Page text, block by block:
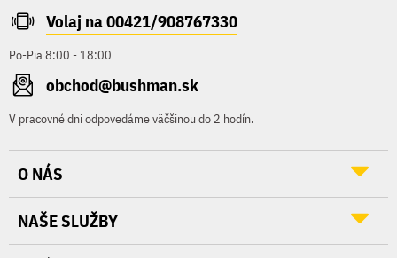
Volaj na 00421/908767330
Po-Pia 8:00 - 18:00
obchod@bushman.sk
V pracovné dni odpovedáme väčšinou do 2 hodín.
O NÁS
NAŠE SLUŽBY